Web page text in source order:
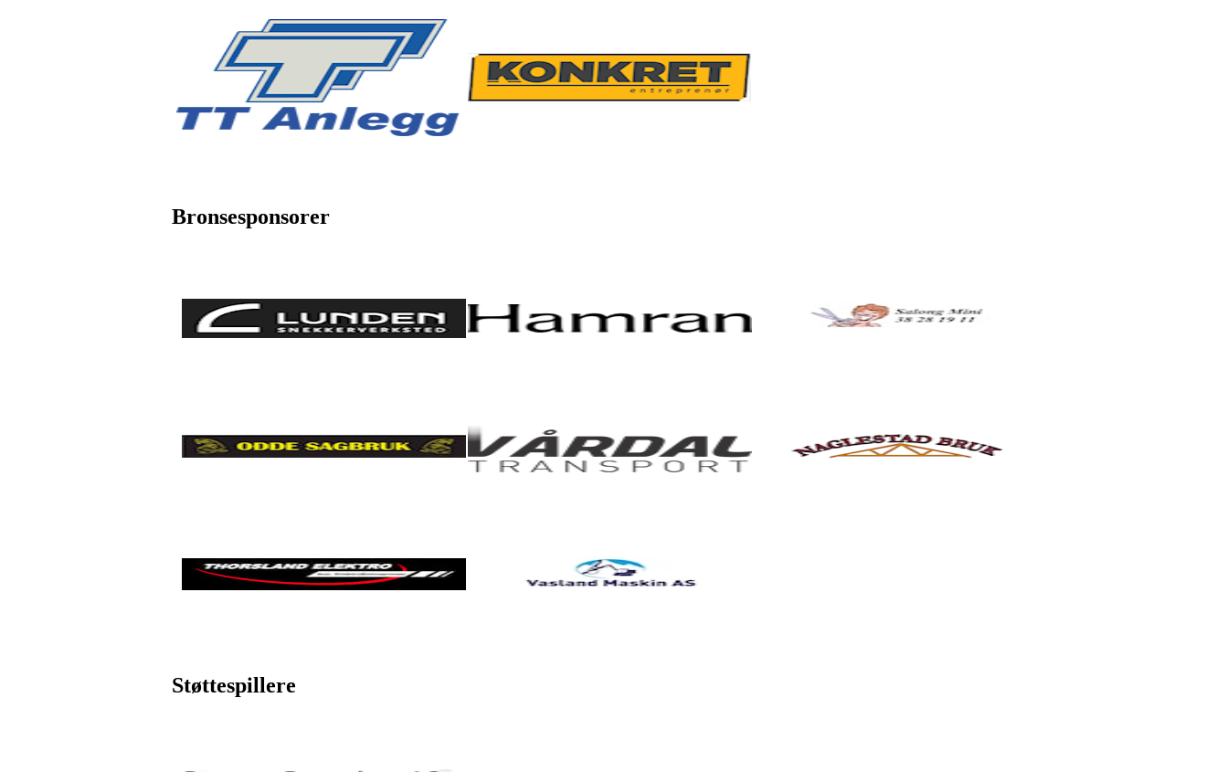
Bronsesponsorer
Støttespillere